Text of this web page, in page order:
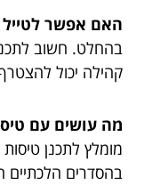
האם אפשר לטייל
בהחלט. חשוב
קהילה יכול
מה עושים עם
מומלץ לתכנן
בהסדרים הלכתיים